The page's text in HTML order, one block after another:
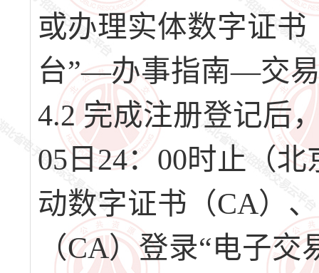
或办理实体数字证
台”—办事指南—交
4.2 完成注册登记后
05日24：00时止（
动数字证书（CA）
（CA）登录“电子